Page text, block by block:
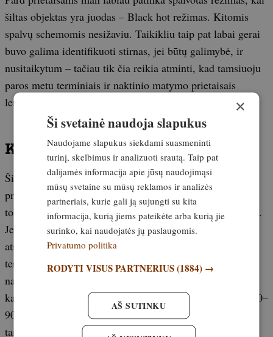
šiltas objektas yra juodas – Black hot režimas. Kitomis
spalvų schemomis nesižaviu. Taikikliu taip pat labai gerai
buvo galima identifikuoti stirnas, jei būtų galimybė, ir
nusitaikytum – tačiau tik čia reikia atminti, kad tamsiuoju
paros metu terminiais ir naktinio matymo prietaisais
leidžiama medžioti lapes, usūrinius šunis ir šernus.
Kam šie prietaisai tiktų
Šis rinkinys, iš viso kainuojantis apie 1350 eurų, iš
principo yra pigesnis nei įprastai reikėtų mokėti už vieną
tokį prietaisą. Vienu stebi, kitu medžioji – puikus derinys.
Jei medžiojama žvėrių šėrimo vietoje iki 150–200 metrų
atstumu, šių dviejų prietaisų visiškai pakaks. Taip pat
termokamerą pakankamai gana efektyviai bus galima
naudoti medžioklės plotams apžiūrėti. Gamintojas žada,
kad šiais prietaisais taikinį galima efektyviai pastebėti 800–
900 metrų atstumu, na, t. Tam tikromis aplinkybėmis ir
tam tikro dydžio taikinį – būtinai. Tačiau vaizdas bus
×
Ši svetainė naudoja slapukus
Naudojame slapukus siekdami suasmeninti
turinį, skelbimus ir analizuoti srautą. Taip pat
dalijamės informacija apie jūsų naudojimąsi
mūsų svetaine su mūsų reklamos ir analizės
partneriais, kurie gali ją sujungti su kita
informacija, kurią jiems pateikėte arba kurią jie
surinko, kai naudojatės jų paslaugomis.
Privatumo politika
RODYTI VISUS PARTNERIUS(1884) →
AŠ SUTINKU